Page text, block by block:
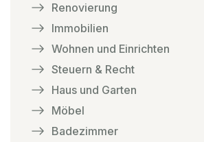
Renovierung
Immobilien
Wohnen und Einrichten
Steuern & Recht
Haus und Garten
Möbel
Badezimmer